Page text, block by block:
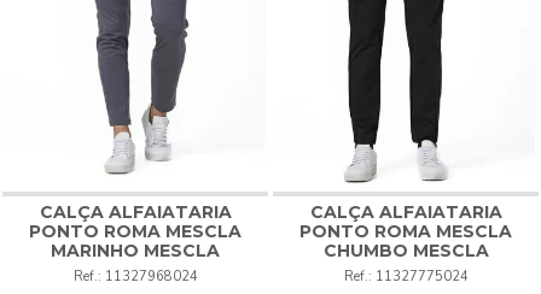
CALÇA ALFAIATARIA
PONTO ROMA MESCLA
MARINHO MESCLA
11327968024
CALÇA ALFAIATARIA
PONTO ROMA MESCLA
CHUMBO MESCLA
11327775024